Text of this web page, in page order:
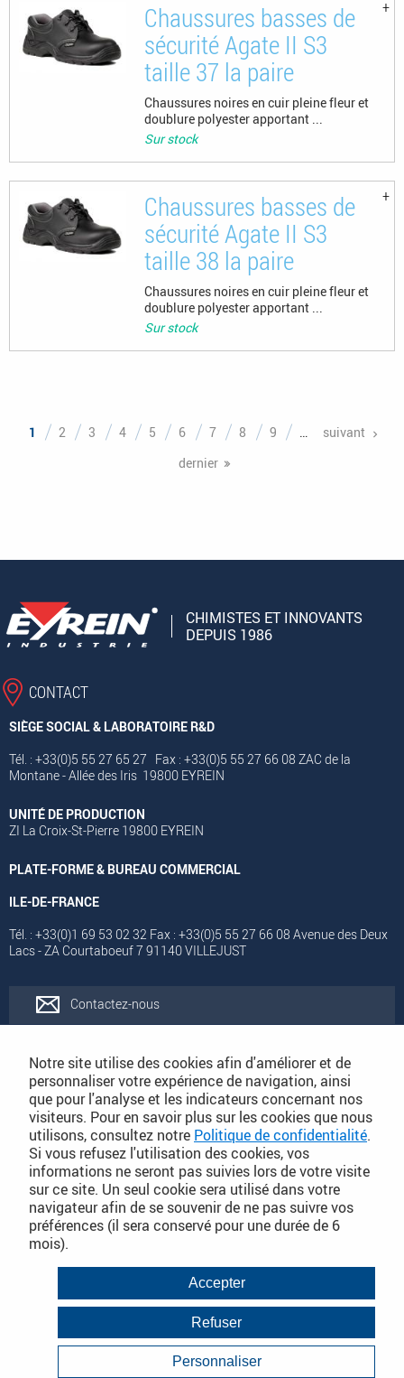
Chaussures basses de
sécurité Agate II S3
taille 37 la paire
Chaussures noires en cuir pleine fleur et
doublure polyester apportant ...
Sur stock
Chaussures basses de
sécurité Agate II S3
taille 38 la paire
Chaussures noires en cuir pleine fleur et
doublure polyester apportant ...
Sur stock
1 2 3 4 5 6 7 8 9 …
suivant
dernier
CHIMISTES ET INNOVANTS
DEPUIS 1986
CONTACT
SIÈGE SOCIAL & LABORATOIRE R&D
Tél. : +33(0)5 55 27 65 27 Fax : +33(0)5 55 27 66 08 ZAC de la
Montane - Allée des Iris 19800 EYREIN
UNITÉ DE PRODUCTION
ZI La Croix-St-Pierre 19800 EYREIN
PLATE-FORME & BUREAU COMMERCIAL
ILE-DE-FRANCE
Tél. : +33(0)1 69 53 02 32 Fax : +33(0)5 55 27 66 08 Avenue des Deux
Lacs - ZA Courtaboeuf 7 91140 VILLEJUST
Contactez-nous
Catalogues
Conditions Générales de Vente
PLAN DU SITE DÉTAILLÉ
Conditions Générales de Vente
Mentions légales
Politique de Confidentialité
Notre site utilise des cookies afin d'améliorer et de
personnaliser votre expérience de navigation, ainsi
que pour l'analyse et les indicateurs concernant nos
visiteurs. Pour en savoir plus sur les cookies que nous
utilisons, consultez notre Politique de confidentialité.
Si vous refusez l'utilisation des cookies, vos
informations ne seront pas suivies lors de votre visite
sur ce site. Un seul cookie sera utilisé dans votre
navigateur afin de se souvenir de ne pas suivre vos
préférences (il sera conservé pour une durée de 6
mois).
Accepter
Refuser
Personnaliser